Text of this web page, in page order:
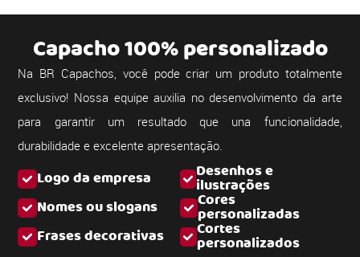
Logo da empresa Desenhos e
ilustrações
Nomes ou slogans
Cores
personalizadas
Frases decorativas
Cortes
personalizados
Capacho 100% personalizado
Na BR Capachos, você pode criar um produto totalmente
exclusivo! Nossa equipe auxilia no desenvolvimento da arte
para garantir um resultado que una funcionalidade,
durabilidade e excelente apresentação.